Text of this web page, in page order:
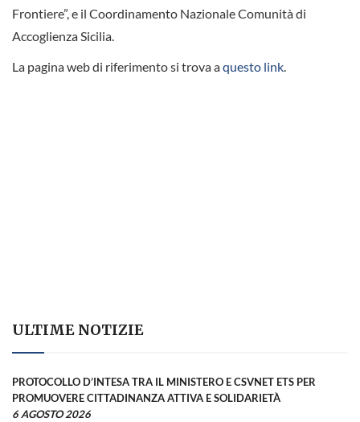
Frontiere”, e il Coordinamento Nazionale Comunità di
Accoglienza Sicilia.
La pagina web di riferimento si trova aquesto link.
ULTIME NOTIZIE
PROTOCOLLO D’INTESA TRA IL MINISTERO E CSVNET ETS PER
PROMUOVERE CITTADINANZA ATTIVA E SOLIDARIETÀ
6 AGOSTO 2026